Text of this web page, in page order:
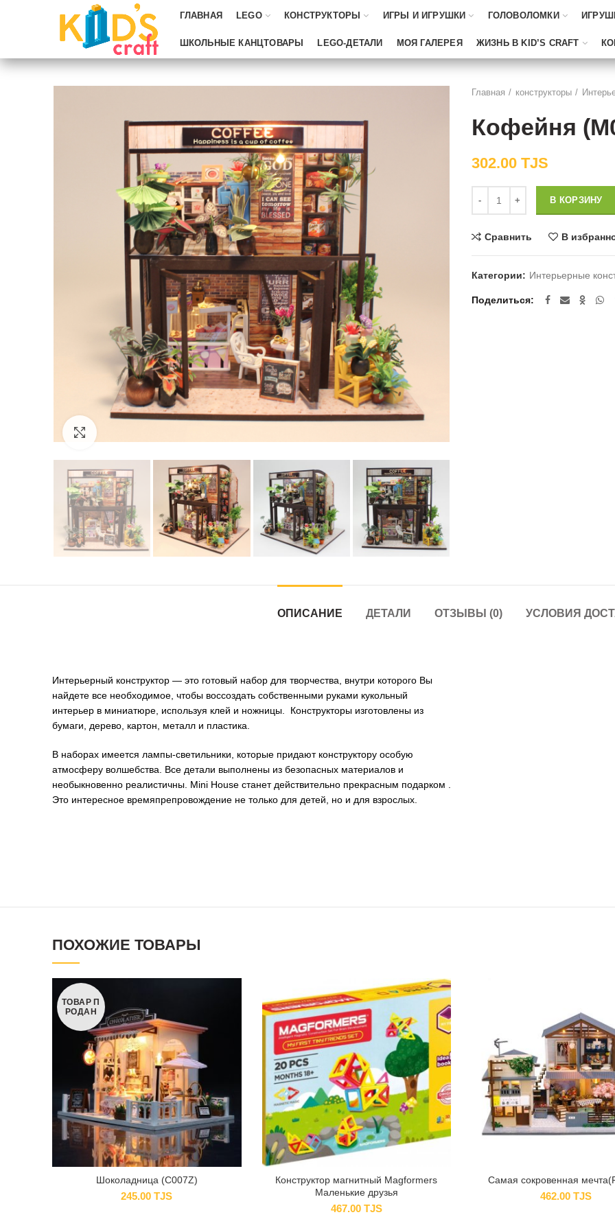
ГЛАВНАЯ LEGO КОНСТРУКТОРЫ ИГРЫ И ИГРУШКИ ГОЛОВОЛОМКИ
ШКОЛЬНЫЕ КАНЦТОВАРЫ LEGO-ДЕТАЛИ МОЯ ГАЛЕРЕЯ ЖИЗНЬ В KID’S CRAFT
Главная конструкторы
Кофейня
302.00 TJS
В КОРЗИНУ
Сравнить В
Категории: Интерьерные
Поделиться
ОПИСАНИЕ ДЕТАЛИ ОТЗЫВЫ (0) УСЛОВИЯ
Интерьерный конструктор — это готовый набор для творчества, внутри которого Вы
найдете все необходимое, чтобы воссоздать собственными руками кукольный
интерьер в миниатюре, используя клей и ножницы. Конструкторы изготовлены из
бумаги, дерево, картон, металл и пластика.
В наборах имеется лампы-светильники, которые придают конструктору особую
атмосферу волшебства. Все детали выполнены из безопасных материалов и
необыкновенно реалистичны. Mini House станет действительно прекрасным подарком .
Это интересное времяпрепровождение не только для детей, но и для взрослых.
ПОХОЖИЕ ТОВАРЫ
ТОВАР П
РОДАН
Шоколадница (C007Z)
245.00TJS
Конструктор магнитный Magformers
Маленькие друзья
467.00 TJS
Самая сокровенная
462.00TJS